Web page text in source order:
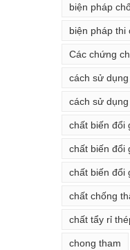
biện pháp
biện pháp thi
Các chứng
ramset g5
cách sử
cách sử
chất biến đổi
chất biến đổi
chất biến đổi
chất chống
xi măng
chất tẩy rỉ
chong tham